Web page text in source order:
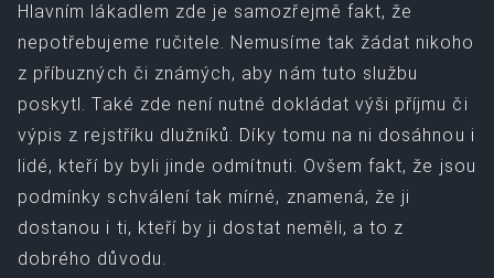
Hlavním lákadlem zde je samozřejmě fakt, že
nepotřebujeme ručitele. Nemusíme tak žádat nikoho
z příbuzných či známých, aby nám tuto službu
poskytl. Také zde není nutné dokládat výši příjmu či
výpis z rejstříku dlužníků. Díky tomu na ni dosáhnou i
lidé, kteří by byli jinde odmítnuti. Ovšem fakt, že jsou
podmínky schválení tak mírné, znamená, že ji
dostanou i ti, kteří by ji dostat neměli, a to z
dobrého důvodu.